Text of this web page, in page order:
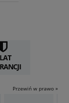
Przewiń w prawo »